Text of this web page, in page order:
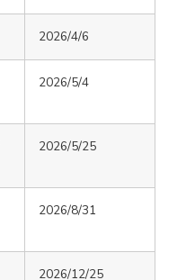
2026/4/6
2026/5/4
2026/5/25
2026/8/31
2026/12/25